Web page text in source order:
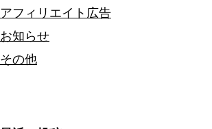
アフィリエイト広告
お知らせ
その他